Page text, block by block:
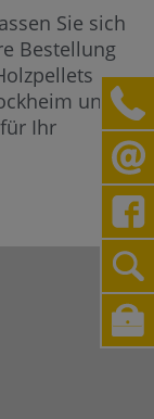
Sie sich
Bestellung
und in
Ihr